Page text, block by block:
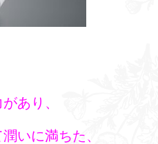
あり、
いに満ちた、